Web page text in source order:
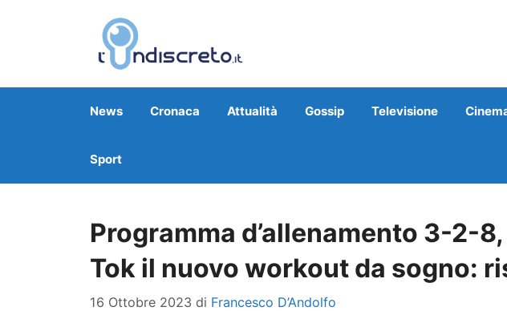
News Cronaca Attualità Gossip Televisione
Sport
Programma d’allenamento 3-2-
Tok il nuovo workout da sogno:
16 Ottobre 2023 di Francesco D’Andolfo